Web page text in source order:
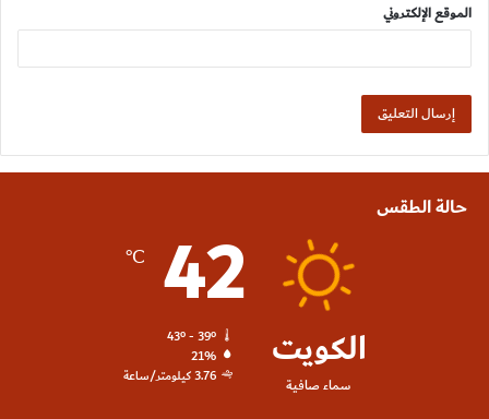
الموقع الإلكتروني
حالة الطقس
الكويت
سماء صافية
42
℃
43º - 39º
21%
3.76 كيلومتر/ساعة